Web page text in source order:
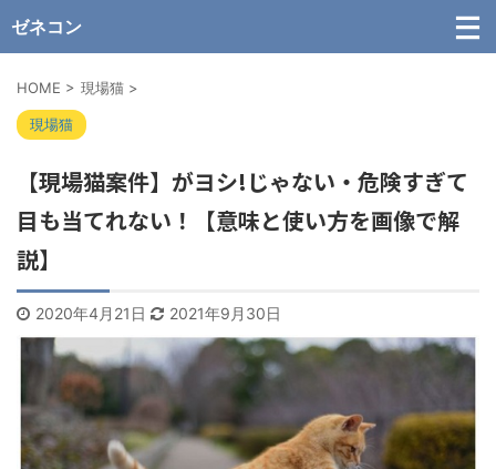
ゼネコン
HOME > 現場猫 >
現場猫
【現場猫案件】がヨシ!じゃない・危険すぎて
目も当てれない！【意味と使い方を画像で解
説】
2020年4月21日 2021年9月30日